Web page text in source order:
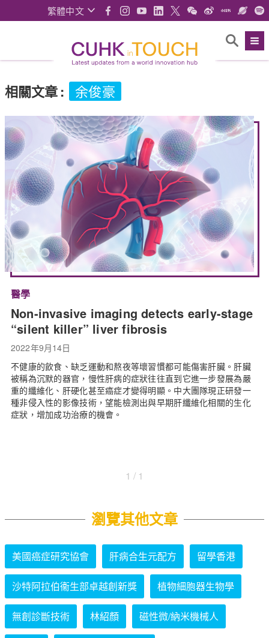
繁體中文
相關文章: 余俊豪
醫學
Non-invasive imaging detects early-stage
“silent killer” liver fibrosis
2022年9月14日
不健康的飲食、缺乏運動和熬夜等壞習慣都可能傷害肝臟。肝臟
被稱為沉默的器官，慢性肝病的症狀往往直到它進一步發展為嚴
重的纖維化、肝硬化甚至癌症才變得明顯。中大團隊現正研發一
種非侵入性的影像技術，望能檢測出與早期肝纖維化相關的生化
症狀，增加成功治療的機會。
1 / 1
瀏覽其他文章
美國癌症研究協會 肝病合生元配方 留學香港
沙特阿拉伯衞生部卓越創新獎 植物細胞器生物學
無創診斷技術 林紹顏 磁性微/納米機械人